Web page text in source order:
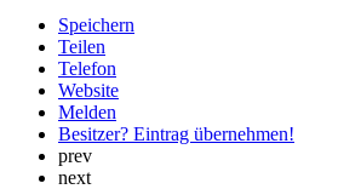
Speichern
Teilen
Telefon
Website
Melden
Besitzer? Eintrag übernehmen!
prev
next